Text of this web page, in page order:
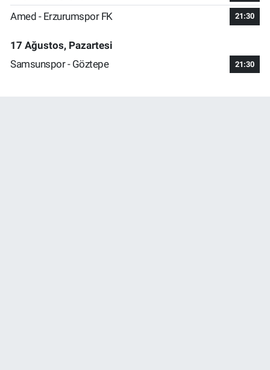
Amed - Erzurumspor FK 21:30
17 Ağustos, Pazartesi
Samsunspor - Göztepe
21:30